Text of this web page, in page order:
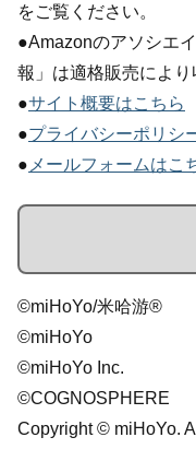
をご覧ください。
●Amazonのアソシエ
報」は適格販売により
●サイト概要はこちら
●プライバシーポリシ
● メールフォームはこ
©miHoYo/米哈游®
©miHoYo
©miHoYo Inc.
©COGNOSPHERE
Copyright © miHoYo.